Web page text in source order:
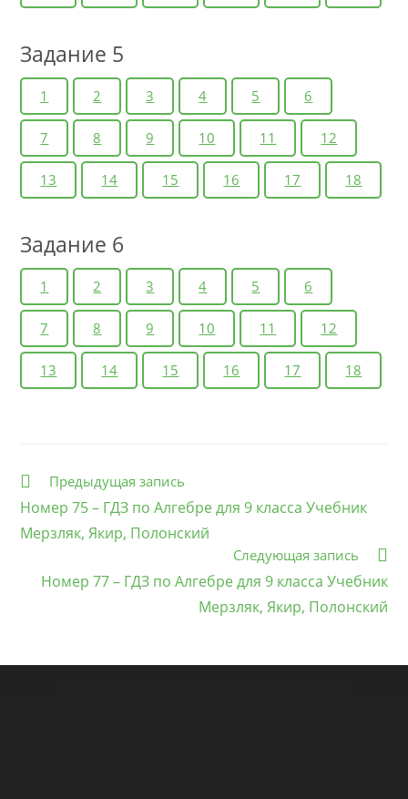
Задание 5
1 2 3 4 5 6
7 8 9 10 11 12
13 14 15 16 17 18
Задание 6
1 2 3 4 5 6
7 8 9 10 11 12
13 14 15 16 17 18
Еще
Предыдущая запись
Номер 75 – ГДЗ по Алгебре для 9 класса Учебник
Мерзляк, Якир, Полонский
Следующая запись
Номер 77 – ГДЗ по Алгебре для 9 класса Учебник
Мерзляк, Якир, Полонский